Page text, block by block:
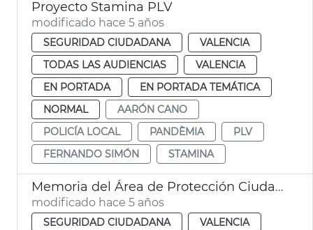
Proyecto Stamina PLV
modificado hace 5 años
SEGURIDAD CIUDADANA
VALENCIA
TODAS LAS AUDIENCIAS
VALENCIA
EN PORTADA
EN PORTADA TEMÁTICA
NORMAL
AARÓN CANO
POLICÍA LOCAL
PANDÈMIA
PLV
FERNANDO SIMÓN
STAMINA
Memoria del Área de Protección Ciudadana
modificado hace 5 años
SEGURIDAD CIUDADANA
VALENCIA